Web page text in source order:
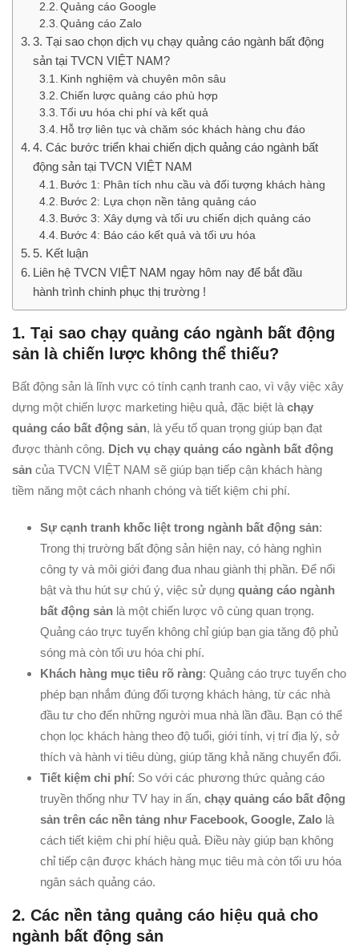
Quảng cáo Google
Quảng cáo Zalo
3. Tại sao chọn dịch vụ chạy quảng cáo ngành bất động
sản tại TVCN VIỆT NAM?
Kinh nghiệm và chuyên môn sâu
Chiến lược quảng cáo phù hợp
Tối ưu hóa chi phí và kết quả
Hỗ trợ liên tục và chăm sóc khách hàng chu đáo
4. Các bước triển khai chiến dịch quảng cáo ngành bất
động sản tại TVCN VIỆT NAM
Bước 1: Phân tích nhu cầu và đối tượng khách hàng
Bước 2: Lựa chọn nền tảng quảng cáo
Bước 3: Xây dựng và tối ưu chiến dịch quảng cáo
Bước 4: Báo cáo kết quả và tối ưu hóa
5. Kết luận
Liên hệ TVCN VIỆT NAM ngay hôm nay để bắt đầu
hành trình chinh phục thị trường !
1. Tại sao chạy quảng cáo ngành bất động
sản là chiến lược không thể thiếu?
Bất động sản là lĩnh vực có tính cạnh tranh cao, vì vậy việc xây
dựng một chiến lược marketing hiệu quả, đặc biệt là chạy
quảng cáo bất động sản, là yếu tố quan trọng giúp bạn đạt
được thành công. Dịch vụ chạy quảng cáo ngành bất động
sản của TVCN VIỆT NAM sẽ giúp bạn tiếp cận khách hàng
tiềm năng một cách nhanh chóng và tiết kiệm chi phí.
Sự cạnh tranh khốc liệt trong ngành bất động sản:
Trong thị trường bất động sản hiện nay, có hàng nghìn
công ty và môi giới đang đua nhau giành thị phần. Để nổi
bật và thu hút sự chú ý, việc sử dụng quảng cáo ngành
bất động sản là một chiến lược vô cùng quan trọng.
Quảng cáo trực tuyến không chỉ giúp bạn gia tăng độ phủ
sóng mà còn tối ưu hóa chi phí.
Khách hàng mục tiêu rõ ràng: Quảng cáo trực tuyến cho
phép bạn nhắm đúng đối tượng khách hàng, từ các nhà
đầu tư cho đến những người mua nhà lần đầu. Bạn có thể
chọn lọc khách hàng theo độ tuổi, giới tính, vị trí địa lý, sở
thích và hành vi tiêu dùng, giúp tăng khả năng chuyển đổi.
Tiết kiệm chi phí: So với các phương thức quảng cáo
truyền thống như TV hay in ấn, chạy quảng cáo bất động
sản trên các nền tảng như Facebook, Google, Zalo là
cách tiết kiệm chi phí hiệu quả. Điều này giúp bạn không
chỉ tiếp cận được khách hàng mục tiêu mà còn tối ưu hóa
ngân sách quảng cáo.
2. Các nền tảng quảng cáo hiệu quả cho
ngành bất động sản